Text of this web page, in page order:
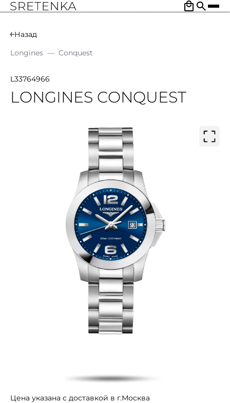
Назад
Longines — Conquest
L33764966
LONGINES CONQUEST
Цена указана с доставкой в г.Москва